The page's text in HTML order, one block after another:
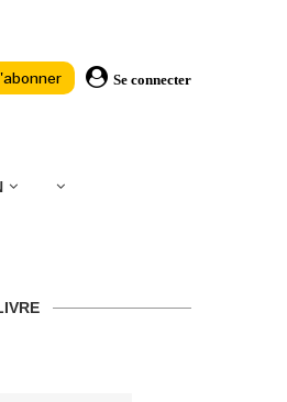
Se connecter